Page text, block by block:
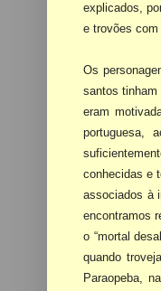
explicados,
e trovões com
Os
santos tinham
eram
portuguesa,
conhecidas e
associados à
encontramos
o “mortal
quando
Paraopeba,